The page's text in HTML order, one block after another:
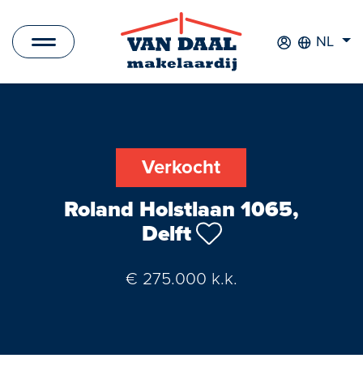
NL
Verkocht
Roland Holstlaan 1065,
Delft
€ 275.000 k.k.